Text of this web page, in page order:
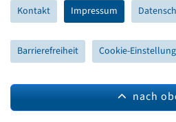
Kontakt Impressum
Barrierefreiheit Cookie-
nach